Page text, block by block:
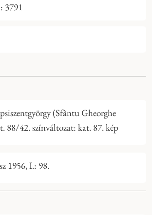
3791
(Sfântu Gheorghe
88/42. színváltozat: kat. 87. kép
1956, I.: 98.